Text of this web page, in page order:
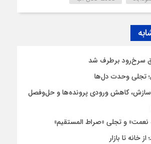
سرخ‌رود برطرف شد
تجلی وحدت دل‌ها
سازش، کاهش ورودی پرونده‌ها و حل‌وفصل
نعمت» و تجلی «صراط المستقیم»
خانه تا بازار